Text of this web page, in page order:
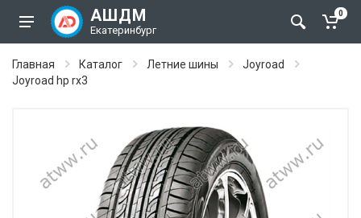
АШДМ
Екатеринбург
0
Главная Каталог Летние шины
Joyroad
Joyroad hp rx3